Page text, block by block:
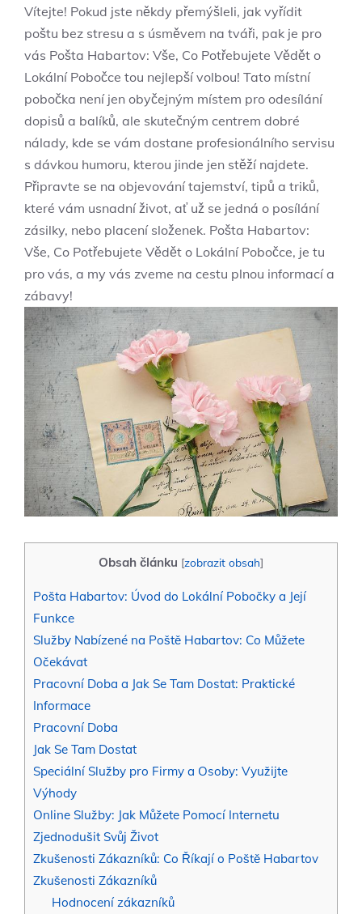
Vítejte! Pokud jste někdy přemýšleli, jak vyřídit
poštu bez stresu a s úsměvem na tváři, pak je pro
vás Pošta Habartov: Vše, Co Potřebujete Vědět o
Lokální Pobočce tou nejlepší volbou! Tato místní
pobočka není jen obyčejným místem pro odesílání
dopisů a balíků, ale skutečným centrem dobré
nálady, kde se vám dostane profesionálního servisu
s dávkou humoru, kterou jinde jen stěží najdete.
Připravte se na objevování tajemství, tipů a triků,
které vám usnadní život, ať už se jedná o posílání
zásilky, nebo placení složenek. Pošta Habartov:
Vše, Co Potřebujete Vědět o Lokální Pobočce, je tu
pro vás, a my vás zveme na cestu plnou informací a
zábavy!
Obsah článku [zobrazit obsah]
Pošta Habartov: Úvod do Lokální Pobočky a Její
Funkce
Služby Nabízené na Poště Habartov: Co Můžete
Očekávat
Pracovní Doba a Jak Se Tam Dostat: Praktické
Informace
Pracovní Doba
Jak Se Tam Dostat
Speciální Služby pro Firmy a Osoby: Využijte
Výhody
Online Služby: Jak Můžete Pomocí Internetu
Zjednodušit Svůj Život
Zkušenosti Zákazníků: Co Říkají o Poště Habartov
Zkušenosti Zákazníků
Hodnocení zákazníků